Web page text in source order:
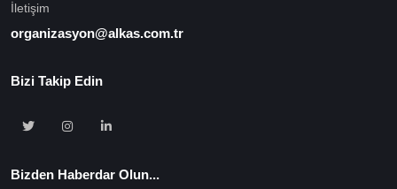
İletişim
organizasyon@alkas.com.tr
Bizi Takip Edin
Bizden Haberdar Olun...